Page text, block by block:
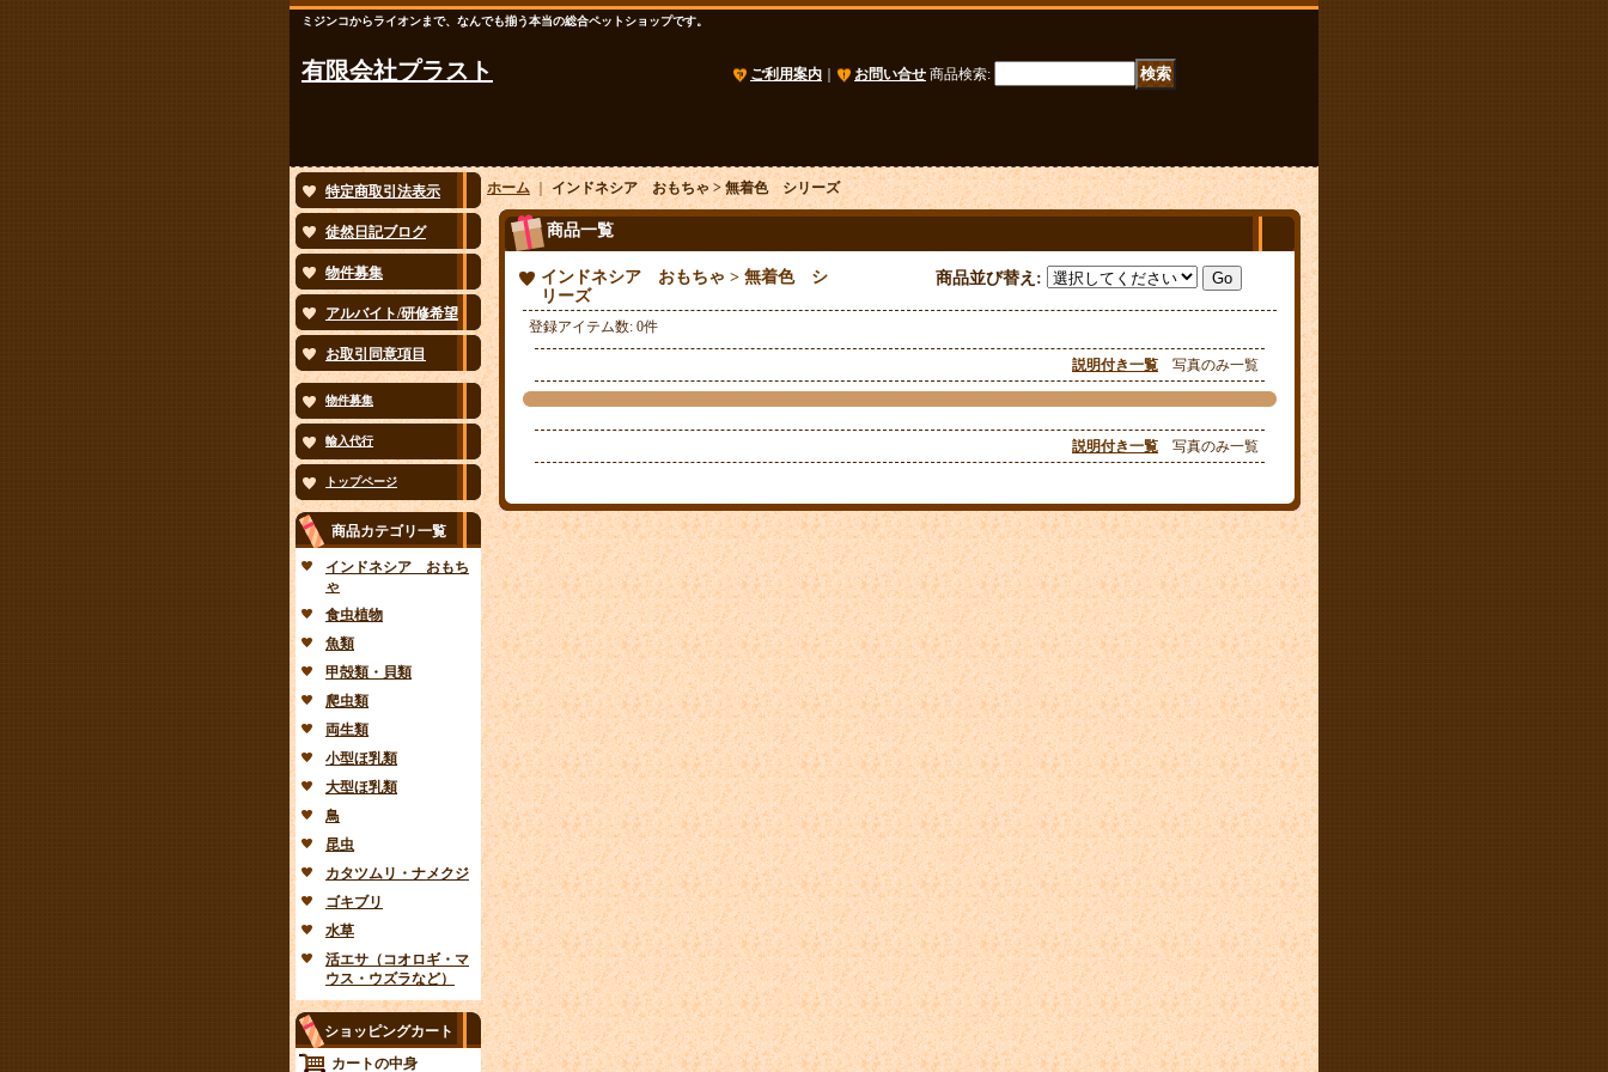
ミジンコからライオンまで、なんでも揃う本当の総合ペットショップです。
有限会社プラスト ご利用案内 お問い合せ 商品検索:
特定商取引法表示
徒然日記ブログ
物件募集
アルバイト/研修希望
お取引同意項目
物件募集
輸入代行
トップページ
商品カテゴリ一覧
インドネシア おもち
ゃ
食虫植物
魚類
甲殻類・貝類
爬虫類
両生類
小型ほ乳類
大型ほ乳類
鳥
昆虫
カタツムリ・ナメクジ
ゴキブリ
水草
活エサ（コオロギ・マ
ウス・ウズラなど）
ショッピングカート
カートの中身
ホーム｜インドネシア おもちゃ > 無着色 シリーズ
商品一覧
インドネシア おもちゃ > 無着色 シ
リーズ
商品並び替え :
登録アイテム数: 0件
説明付き一覧 写真のみ一覧
説明付き一覧 写真のみ一覧